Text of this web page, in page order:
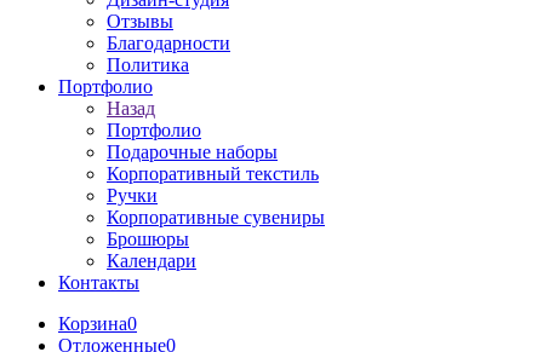
Отзывы
Благодарности
Политика
Портфолио
Назад
Портфолио
Подарочные наборы
Корпоративный текстиль
Ручки
Корпоративные сувениры
Брошюры
Календари
Контакты
Корзина0
Отложенные0